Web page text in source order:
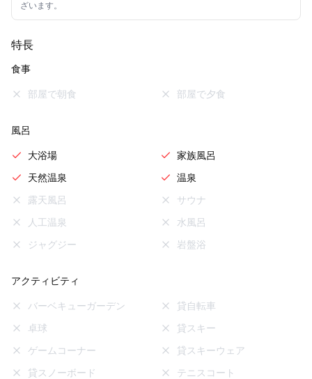
ざいます。
特長
食事
部屋で朝食 部屋で夕食
風呂
大浴場
家族風呂
天然温泉
温泉
露天風呂
サウナ
人工温泉
水風呂
ジャグジー
岩盤浴
アクティビティ
バーベキューガーデン
貸自転車
卓球
貸スキー
ゲームコーナー
貸スキーウェア
貸スノーボード
テニスコート